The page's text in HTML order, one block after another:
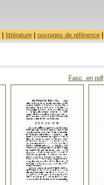
littérature| ouvrages de référence|
Fasc. en pdf